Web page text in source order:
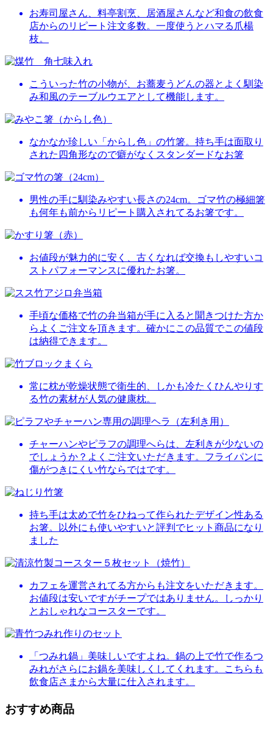
お寿司屋さん、料亭割烹、居酒屋さんなど和食の飲食
店からのリピート注文多数。一度使うとハマる爪楊
枝。
こういった竹の小物が、お蕎麦うどんの器とよく馴染
み和風のテーブルウエアとして機能します。
なかなか珍しい「からし色」の竹箸。持ち手は面取り
された四角形なので癖がなくスタンダードなお箸
男性の手に馴染みやすい長さの24cm。ゴマ竹の極細箸
も何年も前からリピート購入されてるお箸です。
お値段が魅力的に安く、古くなれば交換もしやすいコ
ストパフォーマンスに優れたお箸。
手頃な価格で竹の弁当箱が手に入ると聞きつけた方か
らよくご注文を頂きます。確かにこの品質でこの値段
は納得できます。
常に枕が乾燥状態で衛生的、しかも冷たくひんやりす
る竹の素材が人気の健康枕。
チャーハンやピラフの調理へらは、左利きが少ないの
でしょうか？よくご注文いただきます。フライパンに
傷がつきにくい竹ならではです。
持ち手は太めで竹をひねって作られたデザイン性ある
お箸。以外にも使いやすいと評判でヒット商品になり
ました
カフェを運営されてる方からも注文をいただきます。
お値段は安いですがチープではありません。しっかり
とおしゃれなコースターです。
「つみれ鍋」美味しいですよね。鍋の上で竹で作るつ
みれがさらにお鍋を美味しくしてくれます。こちらも
飲食店さまから大量に仕入されます。
おすすめ商品